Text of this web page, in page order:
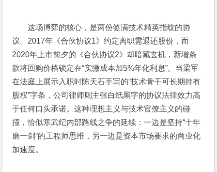
这场博弈的核心，是两份签满技术精英指纹的协
议。2017年《合伙协议1》约定离职需退还股份，而
2020年上市前夕的《合伙协议2》却暗藏玄机，新增条
款将回购价格锁定在“实缴成本加5%年化利息”。当梁军
在法庭上展示入职时陈天石手写的“技术骨干可长期持有
股权”字条，公司律师则主张白纸黑字的协议法律效力高
于任何口头承诺。这种理想主义与技术官僚主义的碰
撞，恰似寒武纪内部路线之争的延续：一边是坚持“十年
磨一剑”的工程师思维，另一边是资本市场要求的商业化
加速度。